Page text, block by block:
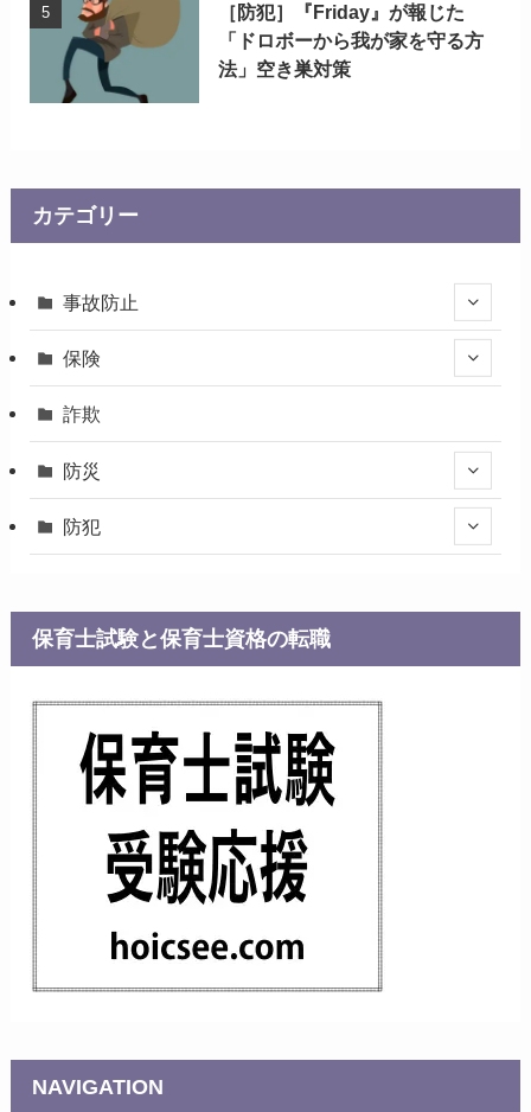
［防犯］『Friday』が報じた
「ドロボーから我が家を守る方
法」空き巣対策
カテゴリー
事故防止
保険
詐欺
防災
防犯
保育士試験と保育士資格の転職
NAVIGATION